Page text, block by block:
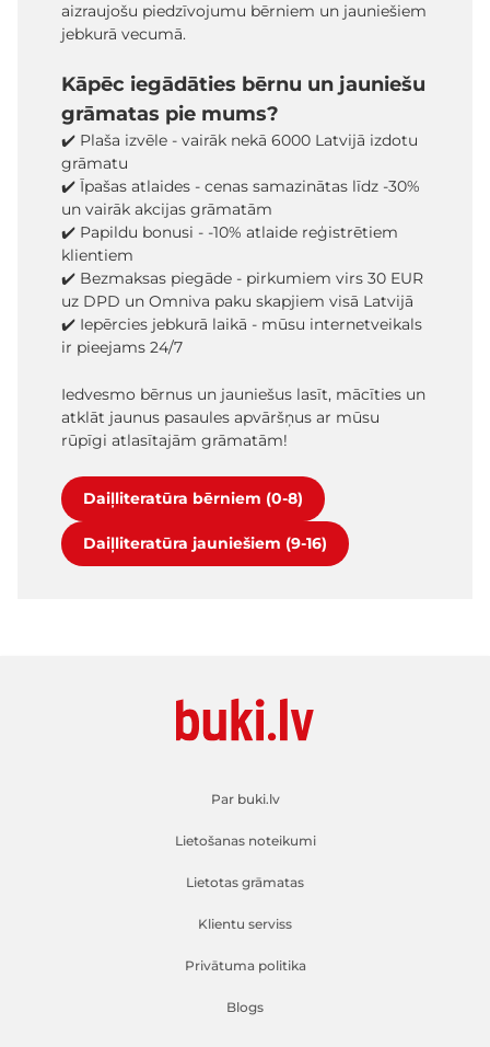
aizraujošu piedzīvojumu bērniem un jauniešiem
jebkurā vecumā.
Kāpēc iegādāties bērnu un jauniešu
grāmatas pie mums?
✔️ Plaša izvēle - vairāk nekā 6000 Latvijā izdotu
grāmatu
✔️ Īpašas atlaides - cenas samazinātas līdz -30%
un vairāk akcijas grāmatām
✔️ Papildu bonusi - -10% atlaide reģistrētiem
klientiem
✔️ Bezmaksas piegāde - pirkumiem virs 30 EUR
uz DPD un Omniva paku skapjiem visā Latvijā
✔️ Iepērcies jebkurā laikā - mūsu internetveikals
ir pieejams 24/7
Iedvesmo bērnus un jauniešus lasīt, mācīties un
atklāt jaunus pasaules apvāršņus ar mūsu
rūpīgi atlasītajām grāmatām!
Daiļliteratūra bērniem (0-8)
Daiļliteratūra jauniešiem (9-16)
Par buki.lv
Lietošanas noteikumi
Lietotas grāmatas
Klientu serviss
Privātuma politika
Blogs